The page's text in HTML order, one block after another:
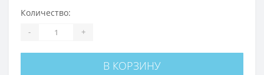
Количество:
- +
В КОРЗИНУ